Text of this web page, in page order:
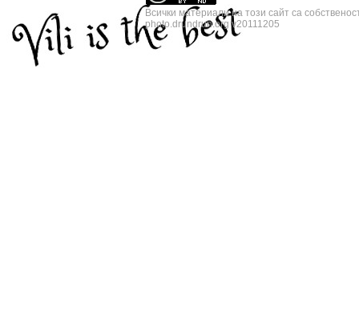
Всички материали на този сайт са
photo.drundrun.org v20111205